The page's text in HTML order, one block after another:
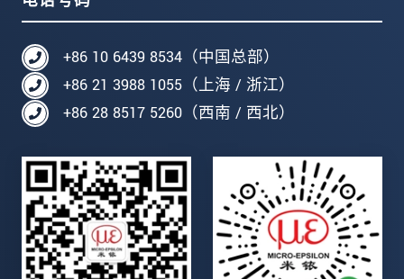
+86 10 6439 8534（中国总部）
+86 21 3988 1055（上海 / 浙江）
+86 28 8517 5260（西南 / 西北）